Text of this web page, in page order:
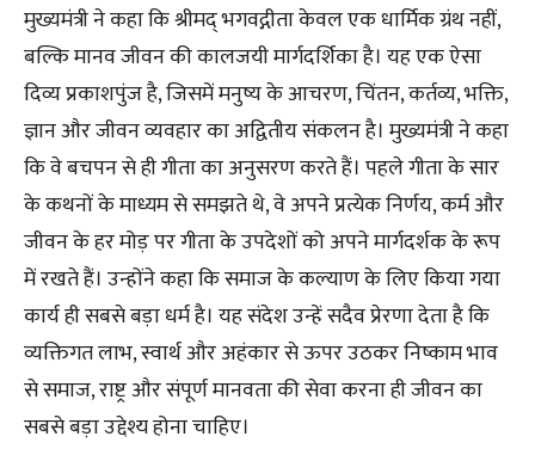
मुख्यमंत्री ने कहा कि श्रीमद् भगवद्गीता केवल एक धार्मिक ग्रंथ नहीं,
बल्कि मानव जीवन की कालजयी मार्गदर्शिका है। यह एक ऐसा
दिव्य प्रकाशपुंज है, जिसमें मनुष्य के आचरण, चिंतन, कर्तव्य, भक्ति,
ज्ञान और जीवन व्यवहार का अद्वितीय संकलन है। मुख्यमंत्री ने कहा
कि वे बचपन से ही गीता का अनुसरण करते हैं। पहले गीता के सार
के कथनों के माध्यम से समझते थे, वे अपने प्रत्येक निर्णय, कर्म और
जीवन के हर मोड़ पर गीता के उपदेशों को अपने मार्गदर्शक के रूप
में रखते हैं। उन्होंने कहा कि समाज के कल्याण के लिए किया गया
कार्य ही सबसे बड़ा धर्म है। यह संदेश उन्हें सदैव प्रेरणा देता है कि
व्यक्तिगत लाभ, स्वार्थ और अहंकार से ऊपर उठकर निष्काम भाव
से समाज, राष्ट्र और संपूर्ण मानवता की सेवा करना ही जीवन का
सबसे बड़ा उद्देश्य होना चाहिए।